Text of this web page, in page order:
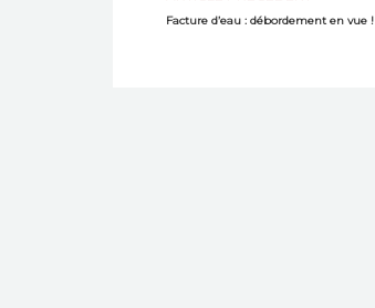
Facture d’eau : débordement en vue !